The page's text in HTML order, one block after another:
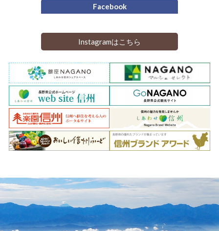
Facebook
Instagramはこちら